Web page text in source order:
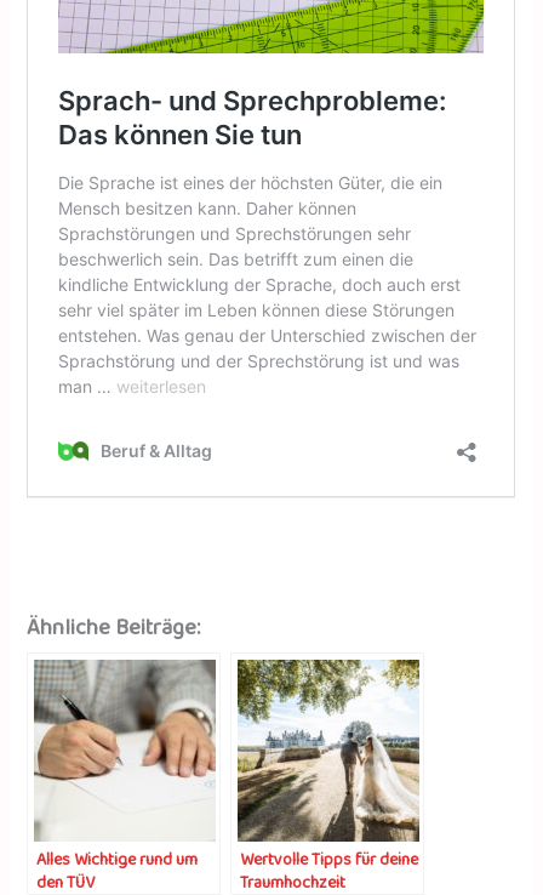
Ähnliche Beiträge:
Alles Wichtige rund um
den TÜV
Wertvolle Tipps für deine
Traumhochzeit